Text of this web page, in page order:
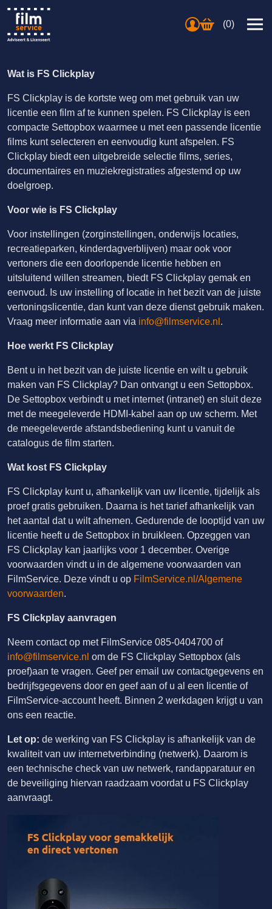
(0)
Wat is FS Clickplay
FS Clickplay is de kortste weg om met gebruik van uw
licentie een film af te kunnen spelen. FS Clickplay is een
compacte Settopbox waarmee u met een passende licentie
films kunt selecteren en eenvoudig kunt afspelen. FS
Clickplay biedt een uitgebreide selectie films, series,
documentaires en muziekregistraties afgestemd op uw
doelgroep.
Voor wie is FS Clickplay
Voor instellingen (zorginstellingen, onderwijs locaties,
recreatieparken, kinderdagverblijven) maar ook voor
vertoners die een doorlopende licentie hebben en
uitsluitend willen streamen, biedt FS Clickplay gemak en
eenvoud. Is uw instelling of locatie in het bezit van de juiste
vertoningslicentie, dan kunt van deze dienst gebruik maken.
Vraag meer informatie aan via info@filmservice.nl .
Hoe werkt FS Clickplay
Bent u in het bezit van de juiste licentie en wilt u gebruik
maken van FS Clickplay? Dan ontvangt u een Settopbox.
De Settopbox verbindt u met internet (intranet) en sluit deze
met de meegeleverde HDMI-kabel aan op uw scherm. Met
de meegeleverde afstandsbediening kunt u vanuit de
catalogus de film starten.
Wat kost FS Clickplay
FS Clickplay kunt u, afhankelijk van uw licentie, tijdelijk als
proef gratis gebruiken. Daarna is het tarief afhankelijk van
het aantal dat u wilt afnemen. Gedurende de looptijd van uw
licentie heeft u de Settopbox in bruikleen. Opzeggen van
FS Clickplay kan jaarlijks voor 1 december. Overige
voorwaarden vindt u in de algemene voorwaarden van
FilmService. Deze vindt u op FilmService.nl/Algemene
voorwaarden.
FS Clickplay aanvragen
Neem contact op met FilmService 085-0404700 of
info@filmservice.nl om de FS Clickplay Settopbox (als
proef)aan te vragen. Geef per email uw contactgegevens en
bedrijfsgegevens door en geef aan of u al een licentie of
FilmService-account heeft. Binnen 2 werkdagen krijgt u van
ons een reactie.
Let op: de werking van FS Clickplay is afhankelijk van de
kwaliteit van uw internetverbinding (netwerk). Daarom is
een technische check van uw netwerk, randapparatuur en
de beveiliging hiervan raadzaam voordat u FS Clickplay
aanvraagt.